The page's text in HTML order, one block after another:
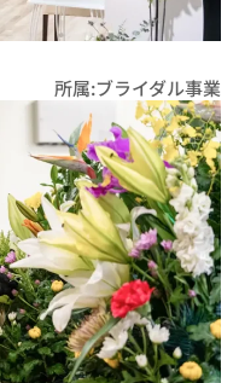
所属:ブライダル事業